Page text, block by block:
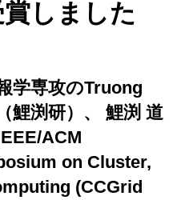
しました
学専攻のTruong
鯉渕研）、 鯉渕 道
ACM
on Cluster,
(CCGrid